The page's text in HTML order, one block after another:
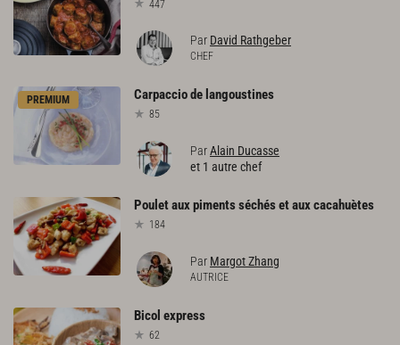
447
Par David Rathgeber
CHEF
PREMIUM Carpacciode langoustines
85
ParAlain Ducasse
et 1 autre chef
Pouletauxpimentsséchésetauxcacahuètes
184
Par Margot Zhang
AUTRICE
Bicol express
62